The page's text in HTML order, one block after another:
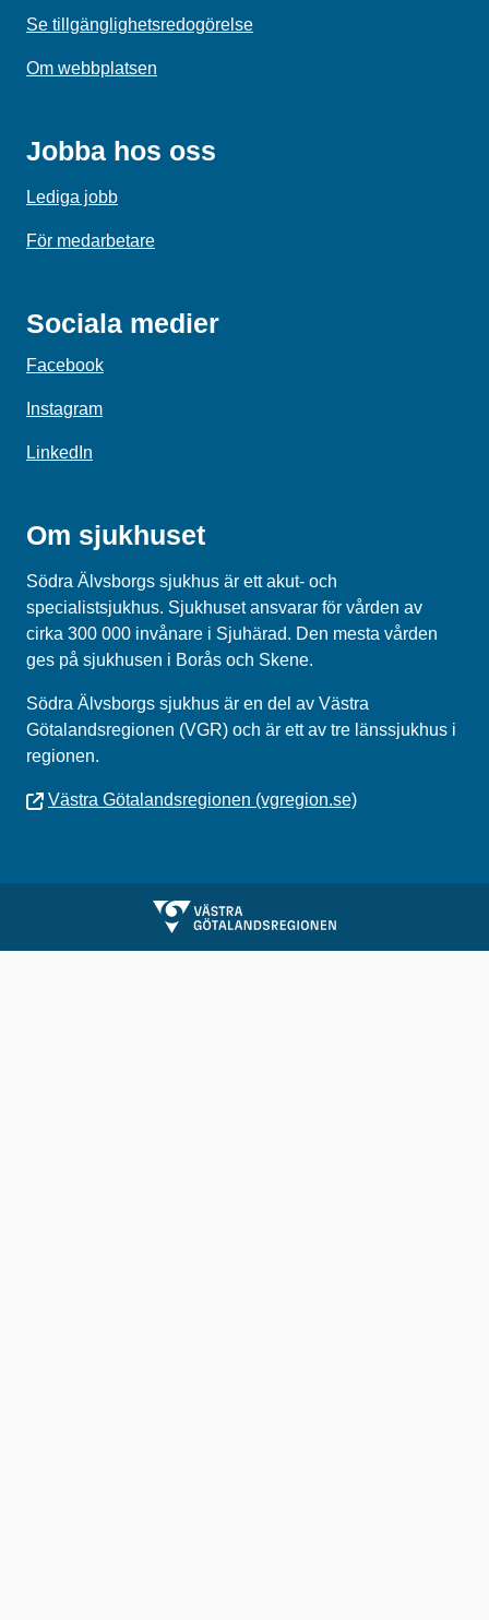
Se tillgänglighetsredogörelse
Om webbplatsen
Jobba hos oss
Lediga jobb
För medarbetare
Sociala medier
Facebook
Instagram
LinkedIn
Om sjukhuset
Södra Älvsborgs sjukhus är ett akut- och
specialistsjukhus. Sjukhuset ansvarar för vården av
cirka 300 000 invånare i Sjuhärad. Den mesta vården
ges på sjukhusen i Borås och Skene.
Södra Älvsborgs sjukhus är en del av Västra
Götalandsregionen (VGR) och är ett av tre länssjukhus i
regionen.
Västra Götalandsregionen (vgregion.se)